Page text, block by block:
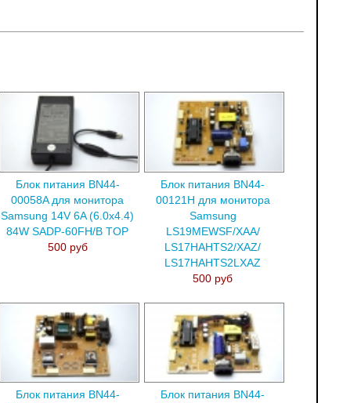
Блок питания BN44-
00058A для монитора
Samsung 14V 6A (6.0x4.4)
84W SADP-60FH/B TOP
500 руб
Блок питания BN44-
00121H для монитора
Samsung
LS19MEWSF/XAA/
LS17HAHTS2/XAZ/
LS17HAHTS2LXAZ
500 руб
Блок питания BN44-
Блок питания BN44-